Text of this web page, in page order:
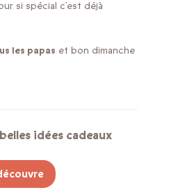
si spécial c’est déjà
les papas et bon dimanche
idées cadeaux